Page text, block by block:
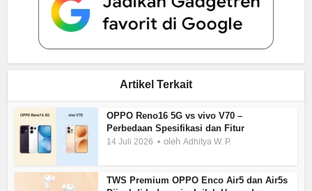
Artikel Terkait
OPPO Reno16 5G vs vivo V70 –
Perbedaan Spesifikasi dan Fitur
14 Juli 2026 olehAdhitya W. P.
TWS Premium OPPO Enco Air5 dan Air5s